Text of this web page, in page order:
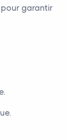
garantir